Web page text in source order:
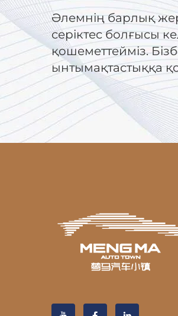
Әлемнің барлық
серіктес болғысы
қошеметтейміз.
ынтымақтастыққа